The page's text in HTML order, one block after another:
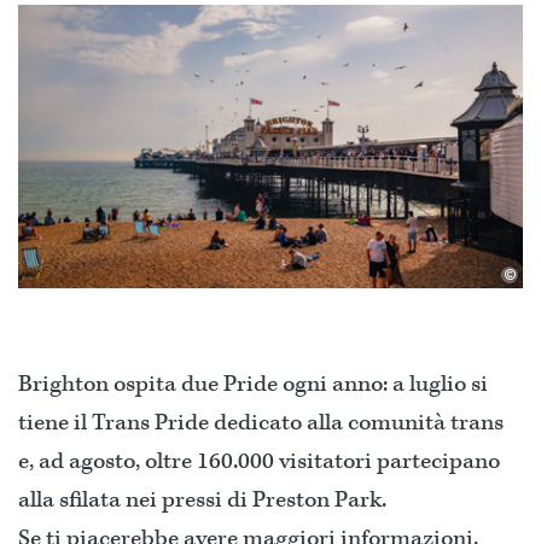
©
Brighton ospita due Pride ogni anno: a luglio si
tiene il Trans Pride dedicato alla comunità trans
e, ad agosto, oltre 160.000 visitatori partecipano
alla sfilata nei pressi di Preston Park.